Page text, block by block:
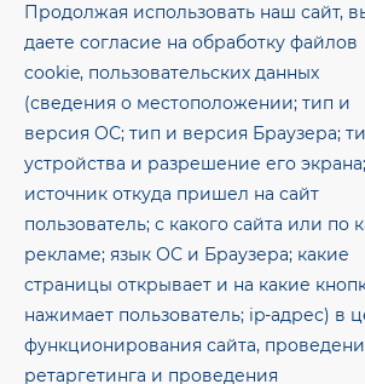
Цены
Контакты
Блог
+7 (8482) 955‒462
office@gkmsp.ru
445043, Самарская обл., г.
© 2026 Метсервис — Электросварные
Продолжая использовать наш сайт,
даете согласие на обработку файлов
cookie, пользовательских данных
(сведения о местоположении; тип и
версия ОС; тип и версия Браузера;
устройства и разрешение его экрана;
источник откуда пришел на сайт
пользователь; с какого сайта или по
рекламе; язык ОС и Браузера; какие
страницы открывает и на какие
нажимает пользователь; ip-адрес) в
функционирования сайта,
ретаргетинга и проведения